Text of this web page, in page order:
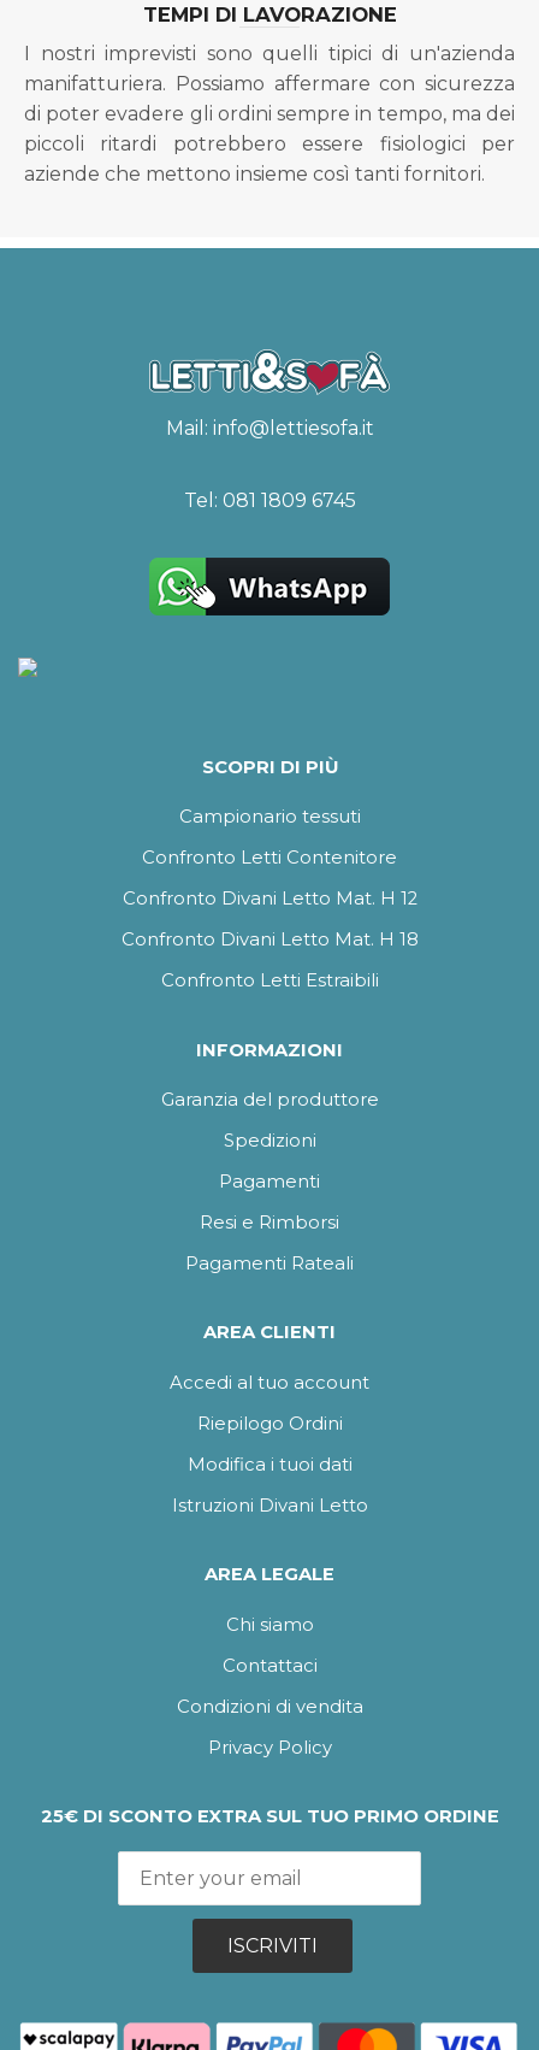
TEMPI DI LAVORAZIONE
I nostri imprevisti sono quelli tipici di un'azienda
manifatturiera. Possiamo affermare con sicurezza
di poter evadere gli ordini sempre in tempo, ma dei
piccoli ritardi potrebbero essere fisiologici per
aziende che mettono insieme così tanti fornitori.
Mail: info@lettiesofa.it
Tel: 081 1809 6745
SCOPRI DI PIÙ
Campionario tessuti
Confronto Letti Contenitore
Confronto Divani Letto Mat. H 12
Confronto Divani Letto Mat. H 18
Confronto Letti Estraibili
INFORMAZIONI
Garanzia del produttore
Spedizioni
Pagamenti
Resi e Rimborsi
Pagamenti Rateali
AREA CLIENTI
Accedi al tuo account
Riepilogo Ordini
Modifica i tuoi dati
Istruzioni Divani Letto
AREA LEGALE
Chi siamo
Contattaci
Condizioni di vendita
Privacy Policy
25€ DI SCONTO EXTRA SUL TUO PRIMO ORDINE
ISCRIVITI